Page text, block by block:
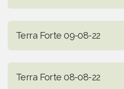
Terra Forte 09-08-22
Terra Forte 08-08-22